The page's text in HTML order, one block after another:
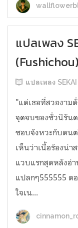
แปลเพลง
แปลเพลง SEKAI
"แด่เธอที่สวยงาม
จุดจบของชั่วนิรัน
ชอบจังหวะกับดนต
เห็นว่าเนื้อร้องน่า
แวบแรกสุดหลังอ่
แปลกๆ555555 ต
ใจเน...